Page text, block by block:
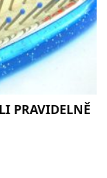
PRAVIDELNĚ